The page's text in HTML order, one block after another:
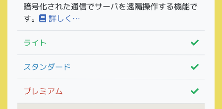
暗号化された通信でサーバを遠隔操作する機能で
す。 詳しく…
ライト
スタンダード
プレミアム